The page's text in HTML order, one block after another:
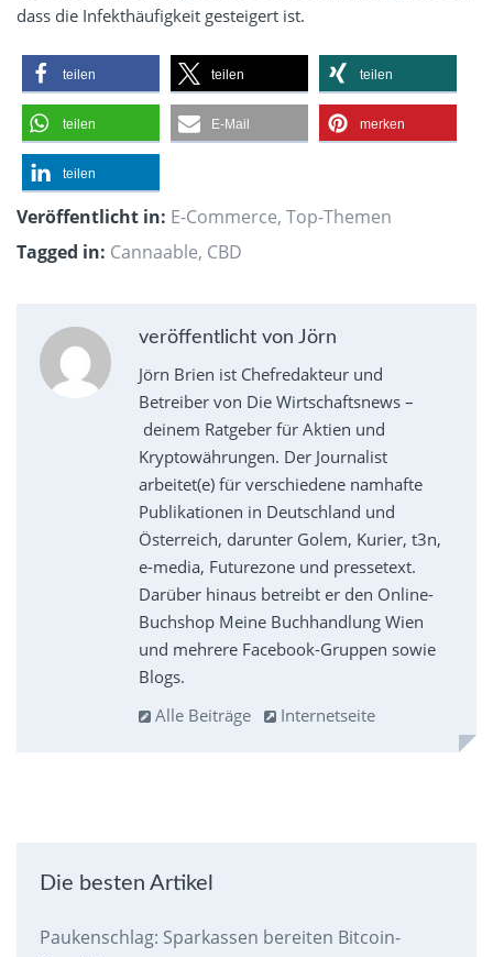
dass die Infekthäufigkeit gesteigert ist.
teilen teilen teilen
teilen E-Mail merken
teilen
Veröffentlicht in: E-Commerce, Top-Themen
Tagged in: Cannaable, CBD
veröffentlicht von Jörn
Jörn Brien ist Chefredakteur und
Betreiber von Die Wirtschaftsnews –
deinem Ratgeber für Aktien und
Kryptowährungen. Der Journalist
arbeitet(e) für verschiedene namhafte
Publikationen in Deutschland und
Österreich, darunter Golem, Kurier, t3n,
e-media, Futurezone und pressetext.
Darüber hinaus betreibt er den Online-
Buchshop Meine Buchhandlung Wien
und mehrere Facebook-Gruppen sowie
Blogs.
Alle Beiträge
Internetseite
Die besten Artikel
Paukenschlag: Sparkassen bereiten Bitcoin-